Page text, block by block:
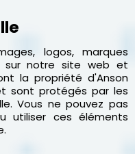
logos, marques
sur notre site web et
la propriété d'Anson
sont protégés par les
Vous ne pouvez pas
utiliser ces éléments